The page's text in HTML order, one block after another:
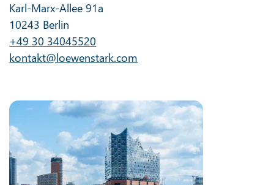
Karl-Marx-Allee 91a
10243 Berlin
+49 30 34045520
kontakt@loewenstark.com